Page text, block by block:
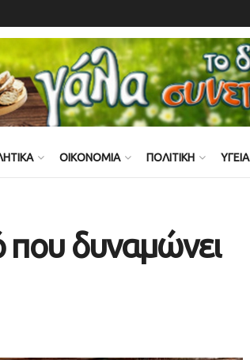
ΟΙΚΟΝΟΜΙΑ ΠΟΛΙΤΙΚΗ ΥΓΕΙΑ
που δυναμώνει